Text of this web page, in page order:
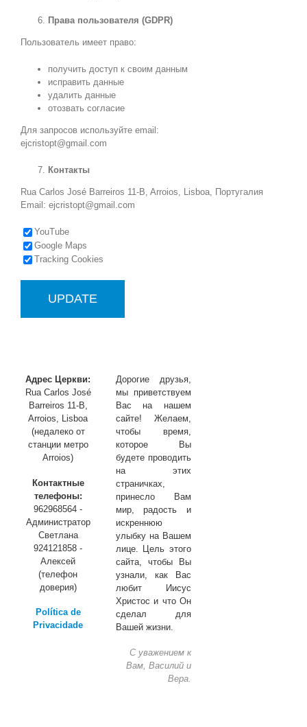
Права пользователя (GDPR)
Пользователь имеет право:
получить доступ к своим данным
исправить данные
удалить данные
отозвать согласие
Для запросов используйте email:
ejcristopt@gmail.com
Контакты
Rua Carlos José Barreiros 11-B, Arroios, Lisboa, Португалия
Email: ejcristopt@gmail.com
YouTube
Google Maps
Tracking Cookies
Адрес Церкви:
Rua Carlos José
Barreiros 11-B,
Arroios, Lisboa
(недалеко от
станции метро
Arroios)
Контактные
телефоны:
962968564 -
Администратор
Светлана
924121858 -
Алексей
(телефон
доверия)
Política de
Privacidade
Дорогие друзья,
мы приветствуем
Вас на нашем
сайте! Желаем,
чтобы время,
которое Вы
будете проводить
на этих
страничках,
принесло Вам
мир, радость и
искреннюю
улыбку на Вашем
лице. Цель этого
сайта, чтобы Вы
узнали, как Вас
любит Иисус
Христос и что Он
сделал для
Вашей жизни.
С уважением к
Вам, Василий и
Вера.